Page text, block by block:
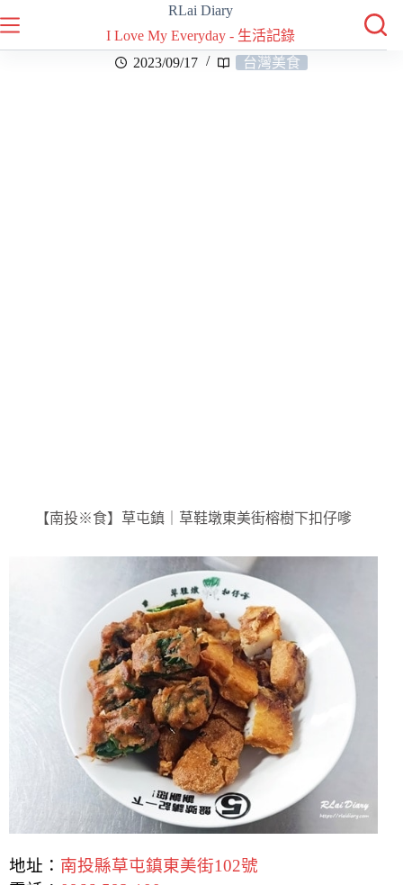
RLai Diary
I Love My Everyday - 生活記錄
2023/09/17
台灣美食
【南投※食】草屯鎮｜草鞋墩東美街榕樹下扣仔嗲
地址： 南投縣草屯鎮東美街102號